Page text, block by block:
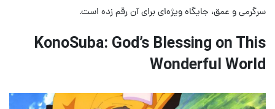
سرگرمی و عمق، جایگاه ویژه‌ای برای آن رقم زده است.
KonoSuba: God’s Blessing on This
Wonderful World